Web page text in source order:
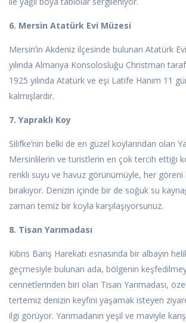
6. Mersin Atatürk Evi Müzesi
Mersin’in Akdeniz ilçesinde bulunan Atatürk
yılında Almanya Konsolosluğu Christman
1925 yılında Atatürk ve eşi Latife Hanım 11
kalmışlardır.
7. Yapraklı Koy
Silifke’nin belki de en güzel koylarından olan
Mersinlilerin ve turistlerin en çok tercih ettiği
renkli suyu ve havuz görünümüyle, her göreni
bırakıyor. Denizin içinde bir de soğuk su
zaman temiz bir koyla karşılaşıyorsunuz.
8. Tisan Yarımadası
Kıbrıs Barış Harekatı esnasında bir albayın
geçmesiyle bulunan ada, bölgenin
cennetlerinden biri olan Tisan Yarımadası,
tertemiz denizin keyfini yaşamak isteyen
ilgi görüyor. Yarımadanın yeşil ve maviyle